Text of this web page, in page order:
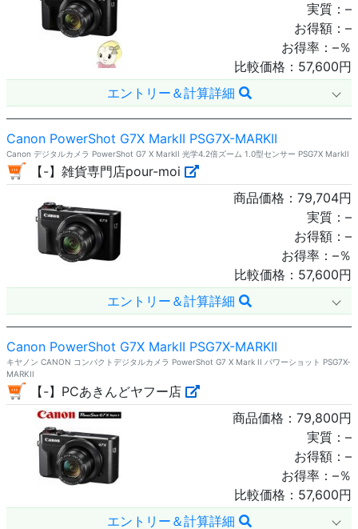
実質： –
お得額： –
お得率： –％
比較価格： 57,600円
エントリー＆計算詳細
Canon PowerShot G7X MarkII PSG7X-MARKII
Canon デジタルカメラ PowerShot G7 X MarkII 光学4.2倍ズーム 1.0型センサー PSG7X MarkII
【-】雑貨専門店pour-moi
商品価格： 79,704円
実質： –
お得額： –
お得率： –％
比較価格： 57,600円
エントリー＆計算詳細
Canon PowerShot G7X MarkII PSG7X-MARKII
キヤノン CANON コンパクトデジタルカメラ PowerShot G7 X Mark II パワーショット PSG7X-
MARKII
【-】PCあきんどヤフー店
商品価格： 79,800円
実質： –
お得額： –
お得率： –％
比較価格： 57,600円
エントリー＆計算詳細